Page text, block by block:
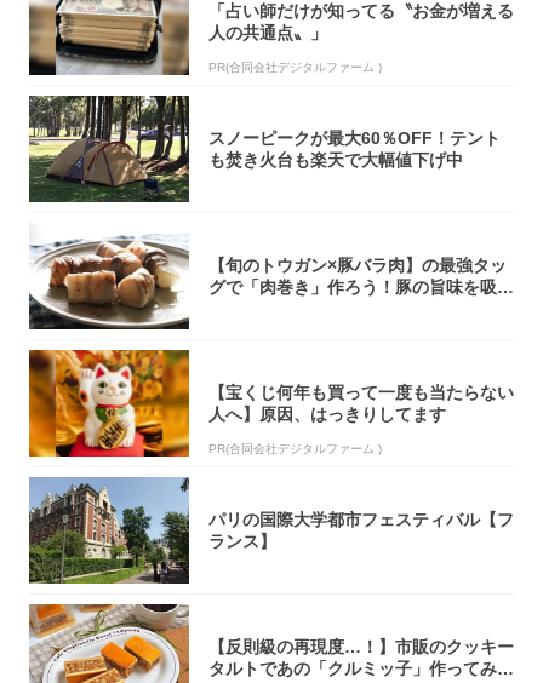
「占い師だけが知ってる〝お金が増える
人の共通点〟」
PR(合同会社デジタルファーム )
スノーピークが最大60％OFF！テント
も焚き火台も楽天で大幅値下げ中
【旬のトウガン×豚バラ肉】の最強タッ
グで「肉巻き」作ろう！豚の旨味を吸い
【宝くじ何年も買って一度も当たらない
人へ】原因、はっきりしてます
PR(合同会社デジタルファーム )
パリの国際大学都市フェスティバル【フ
ランス】
【反則級の再現度…！】市販のクッキー
タルトであの「クルミッ子」作ってみ